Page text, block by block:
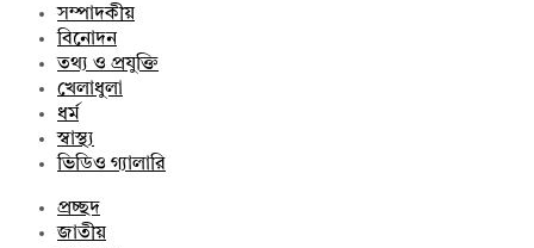
সম্পাদকীয়
বিনোদন
তথ্য ও প্রযুক্তি
খেলাধুলা
ধর্ম
স্বাস্থ্য
ভিডিও গ্যালারি
প্রচ্ছদ
জাতীয়